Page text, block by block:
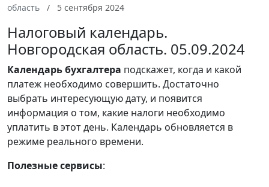
область
5 сентября 2024
Налоговый календарь.
Новгородская область. 05.09.2024
Календарьбухгалтера подскажет, когда и какой
платеж необходимо совершить. Достаточно
выбрать интересующую дату, и появится
информация о том, какие налоги необходимо
уплатить в этот день. Календарь обновляется в
режиме реального времени.
Полезные сервисы: